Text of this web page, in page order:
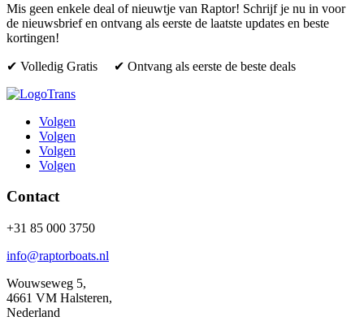
Mis geen enkele deal of nieuwtje van Raptor! Schrijf je nu in voor
de nieuwsbrief en ontvang als eerste de laatste updates en beste
kortingen!
✔ Volledig Gratis ✔ Ontvang als eerste de beste deals
Volgen
Volgen
Volgen
Volgen
Contact
+31 85 000 3750
info@raptorboats.nl
Wouwseweg 5,
4661 VM Halsteren,
Nederland